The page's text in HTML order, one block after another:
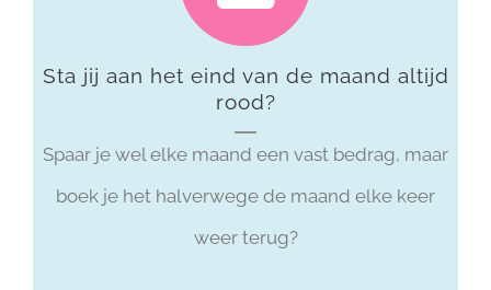
Sta jij aan het eind van de maand altijd
rood?
Spaar je wel elke maand een vast bedrag, maar
boek je het halverwege de maand elke keer
weer terug?